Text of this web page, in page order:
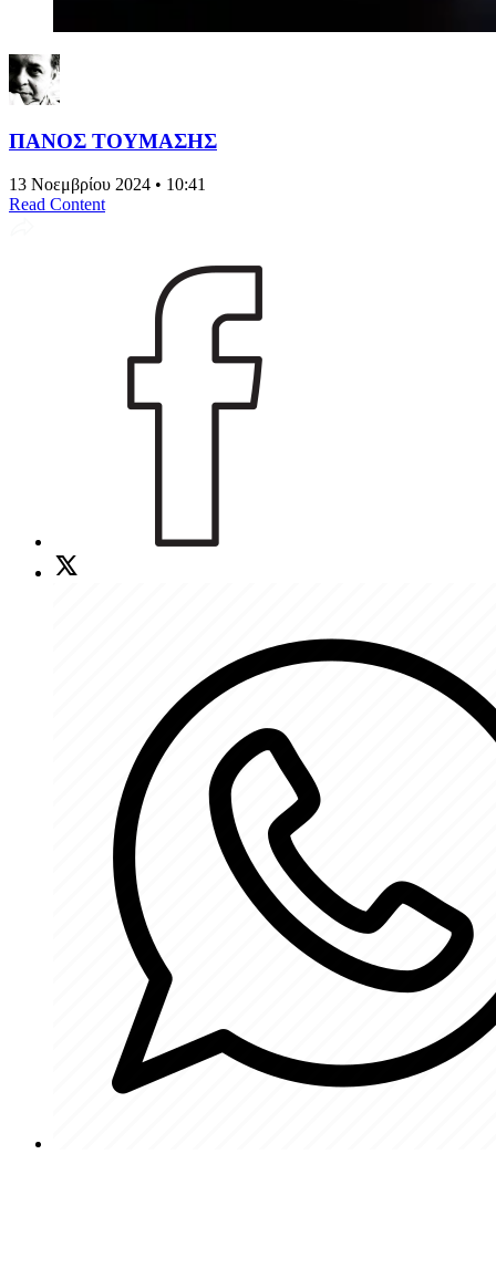
ΠΑΝΟΣ ΤΟΥΜΑΣΗΣ
13 Νοεμβρίου 2024 • 10:41
Read Content